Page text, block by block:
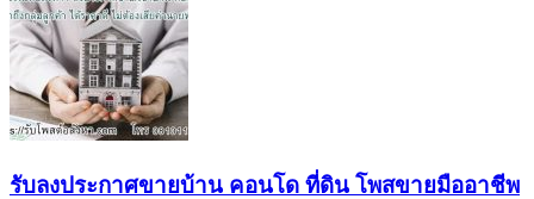
รับลงประกาศขายบ้าน คอนโด ที่ดิน โพสขายมืออาชีพ